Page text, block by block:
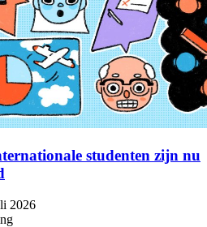
studenten zijn nu
2026